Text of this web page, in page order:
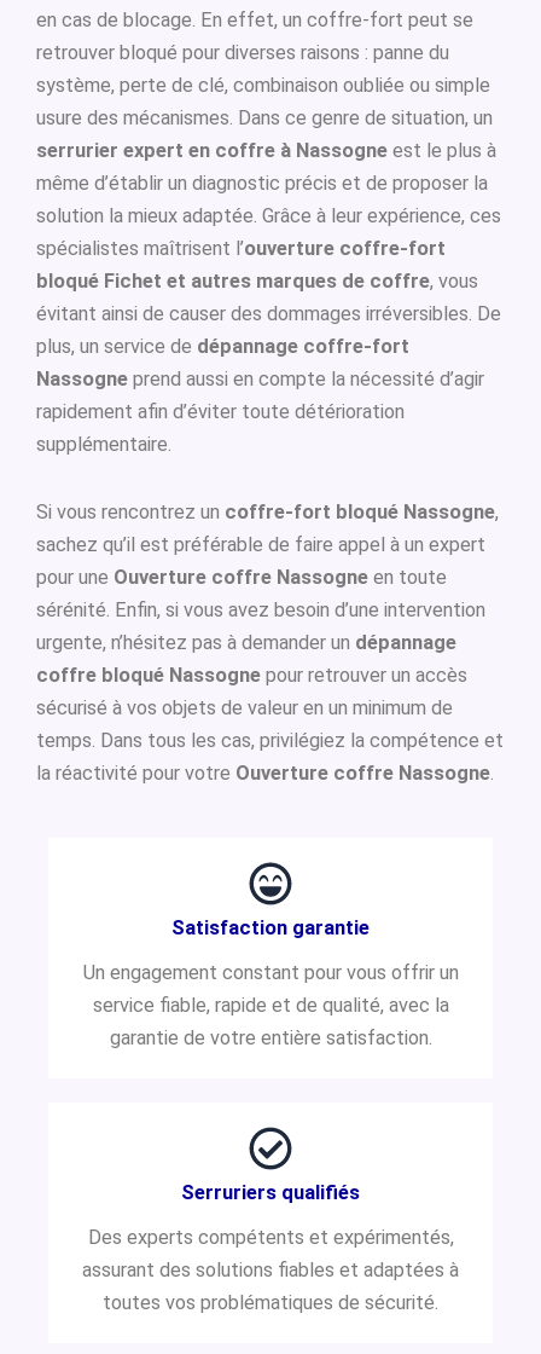
en cas de blocage. En effet, un coffre-fort peut se
retrouver bloqué pour diverses raisons : panne du
système, perte de clé, combinaison oubliée ou simple
usure des mécanismes. Dans ce genre de situation, un
serrurier expert en coffre à Nassogne est le plus à
même d’établir un diagnostic précis et de proposer la
solution la mieux adaptée. Grâce à leur expérience, ces
spécialistes maîtrisent l’ouverture coffre-fort
bloqué Fichet et autres marques de coffre, vous
évitant ainsi de causer des dommages irréversibles. De
plus, un service de dépannage coffre-fort
Nassogne prend aussi en compte la nécessité d’agir
rapidement afin d’éviter toute détérioration
supplémentaire.
Si vous rencontrez un coffre-fort bloqué Nassogne,
sachez qu’il est préférable de faire appel à un expert
pour une Ouverture coffre Nassogne en toute
sérénité. Enfin, si vous avez besoin d’une intervention
urgente, n’hésitez pas à demander un dépannage
coffre bloqué Nassogne pour retrouver un accès
sécurisé à vos objets de valeur en un minimum de
temps. Dans tous les cas, privilégiez la compétence et
la réactivité pour votre Ouverture coffre Nassogne.
Satisfaction garantie
Un engagement constant pour vous offrir un
service fiable, rapide et de qualité, avec la
garantie de votre entière satisfaction.
Serruriers qualifiés
Des experts compétents et expérimentés,
assurant des solutions fiables et adaptées à
toutes vos problématiques de sécurité.